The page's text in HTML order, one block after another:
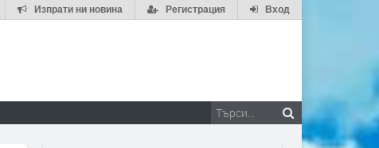
Вход
Регистрация
Изпрати ни новина